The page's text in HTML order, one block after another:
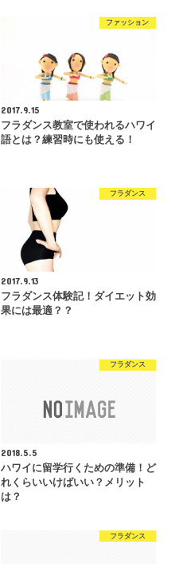
ファッション
2017.9.15
フラダンス教室で使われるハワイ
語とは？練習時にも使える！
フラダンス
2017.9.13
フラダンス体験記！ダイエット効
果には最適？？
フラダンス
2018.5.5
ハワイに留学行くための準備！ど
れくらいいけばいい？メリット
は？
フラダンス